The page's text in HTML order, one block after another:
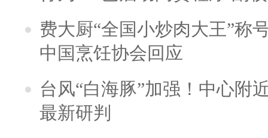
费大厨“全国小炒肉大王”称
中国烹饪协会回应
台风“白海豚”加强！中心附
最新研判